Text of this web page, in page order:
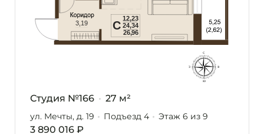
Студия №166 27 м²
ул. Мечты, д. 19 Подъезд 4 Этаж 6 из 9
3 890 016 ₽